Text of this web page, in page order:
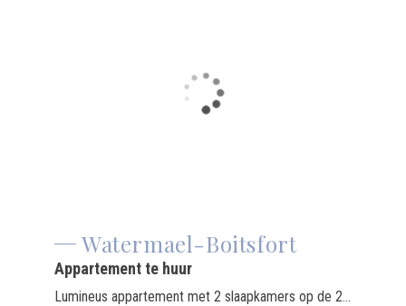
Watermael-Boitsfort
Appartement te huur
Lumineus appartement met 2 slaapkamers op de 2e verdieping van een gebouw met lift in Boitsfort. Het appartement is volledig gerenoveerd in 2021: eikenhouten vloer, dubbele beglazing met aluminium kozijnen, Amerikaanse keuken, gescheiden toilet... De omgeving is rustig en groen, dichtbij het Zoniënwoud. Bovendien beschikt het appartement over een prettig terras aan de achterzijde en een parkeerplaats in de kelder.